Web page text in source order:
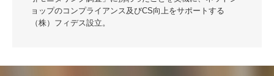
ョップのコンプライアンス及びCS向上をサポートする
（株）フィデス設立。